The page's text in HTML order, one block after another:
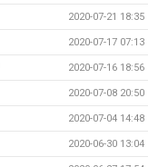
2020-07-21 18:35
2020-07-17 07:13
2020-07-16 18:56
2020-07-08 20:50
2020-07-04 14:48
2020-06-30 13:04